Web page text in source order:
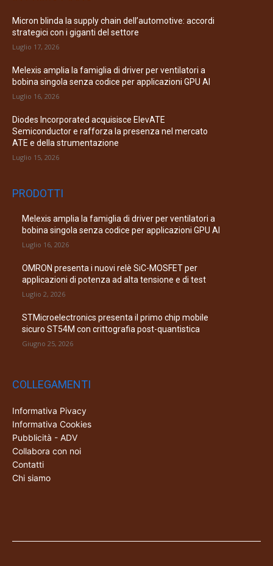
Micron blinda la supply chain dell’automotive: accordi
strategici con i giganti del settore
Luglio 17, 2026
Melexis amplia la famiglia di driver per ventilatori a
bobina singola senza codice per applicazioni GPU AI
Luglio 16, 2026
Diodes Incorporated acquisisce ElevATE
Semiconductor e rafforza la presenza nel mercato
ATE e della strumentazione
Luglio 15, 2026
PRODOTTI
Melexis amplia la famiglia di driver per ventilatori a
bobina singola senza codice per applicazioni GPU AI
Luglio 16, 2026
OMRON presenta i nuovi relè SiC-MOSFET per
applicazioni di potenza ad alta tensione e di test
Luglio 2, 2026
STMicroelectronics presenta il primo chip mobile
sicuro ST54M con crittografia post-quantistica
Giugno 25, 2026
COLLEGAMENTI
Informativa Pivacy
Informativa Cookies
Pubblicità - ADV
Collabora con noi
Contatti
Chi siamo